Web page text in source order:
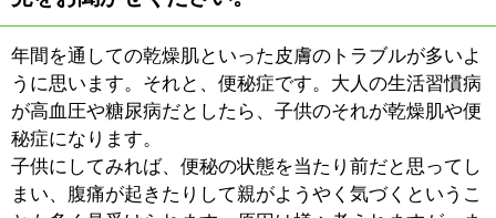
TEL : 03-3697-1556
休診日 : 木曜日・日曜・祝日
最寄駅 : 京成立石駅
所在地 葛飾区東立石3-24-16
: